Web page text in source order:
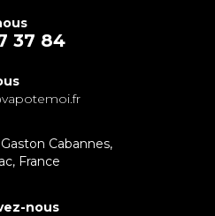
37 84
Cabannes,
France
nous